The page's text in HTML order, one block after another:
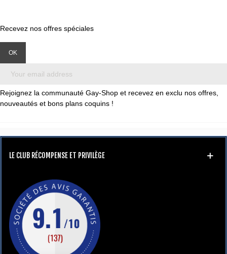
Recevez nos offres spéciales
Rejoignez la communauté Gay-Shop et recevez en exclu nos offres,
nouveautés et bons plans coquins !
LE CLUB RÉCOMPENSE ET PRIVILÈGE